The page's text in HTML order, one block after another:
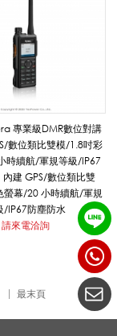
專業級DMR數位對講
數位類比雙模/1.8吋彩
時續航/軍規等級/IP67
建 GPS/數位類比雙
螢幕/20 小時續航/軍規
/IP67防塵防水
請來電洽詢
最末頁